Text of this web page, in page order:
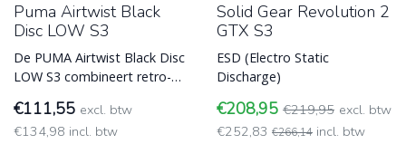
Puma Airtwist Black
Disc LOW S3
De PUMA Airtwist Black Disc
LOW S3 combineert retro-
DISC-sluitsysteem. Noo ESD
(Electro Static Discharge)
€111,55 excl. btw
€134,98 incl. btw
Solid Gear Revolution 2
GTX S3
ESD (Electro Static
Discharge)
€208,95 €219,95 excl. btw
€252,83 €266,14 incl. btw